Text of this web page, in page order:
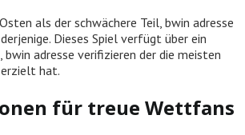
als der schwächere Teil, bwin adresse
Dieses Spiel verfügt über ein
bwin adresse verifizieren der die meisten
hat.
für treue Wettfans